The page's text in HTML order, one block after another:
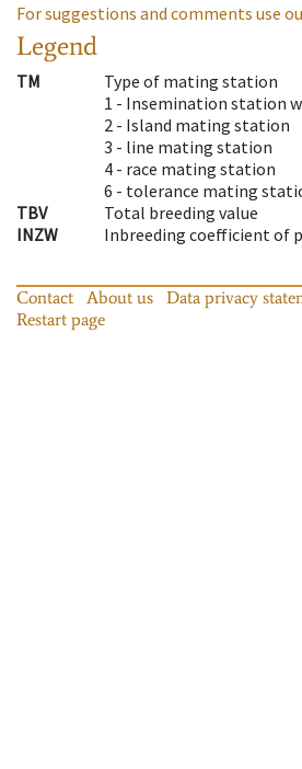
For suggestions and comments use
Legend
TM
Type of mating station
1 - Insemination station
2 - Island mating station
3 - line mating station
4 - race mating station
6 - tolerance mating
TBV
Total breeding value
INZW
Inbreeding coefficient of
Contact About us Data privacy
Restart page